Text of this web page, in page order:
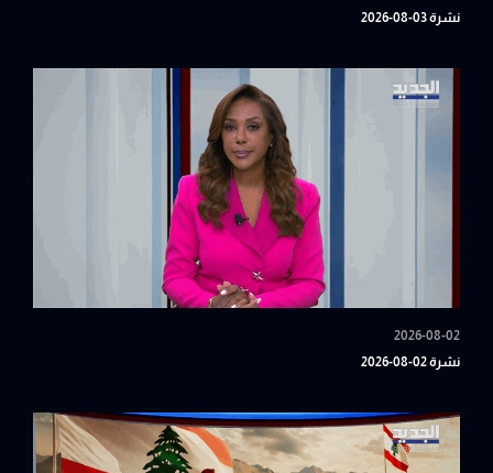
نشرة 03-08-2026
2026-08-02
نشرة 02-08-2026